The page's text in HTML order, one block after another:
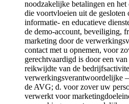
noodzakelijke betalingen en
die voortvloeien uit de gesloten
informatie- en educatieve
de demo-account, beveiliging,
marketing door de
contact met u opnemen, voor
gerechtvaardigd is door een
reikwijdte van de
verwerkingsverantwoordelijke
de AVG; d. voor zover uw
verwerkt voor